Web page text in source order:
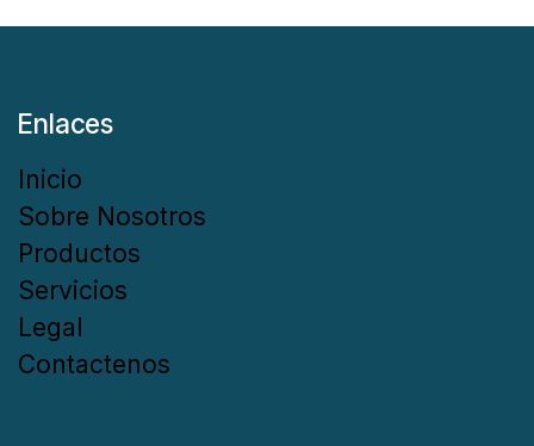
Enlaces
Inicio
Sobre Nosotros
Productos
Servicios
Legal
Contactenos